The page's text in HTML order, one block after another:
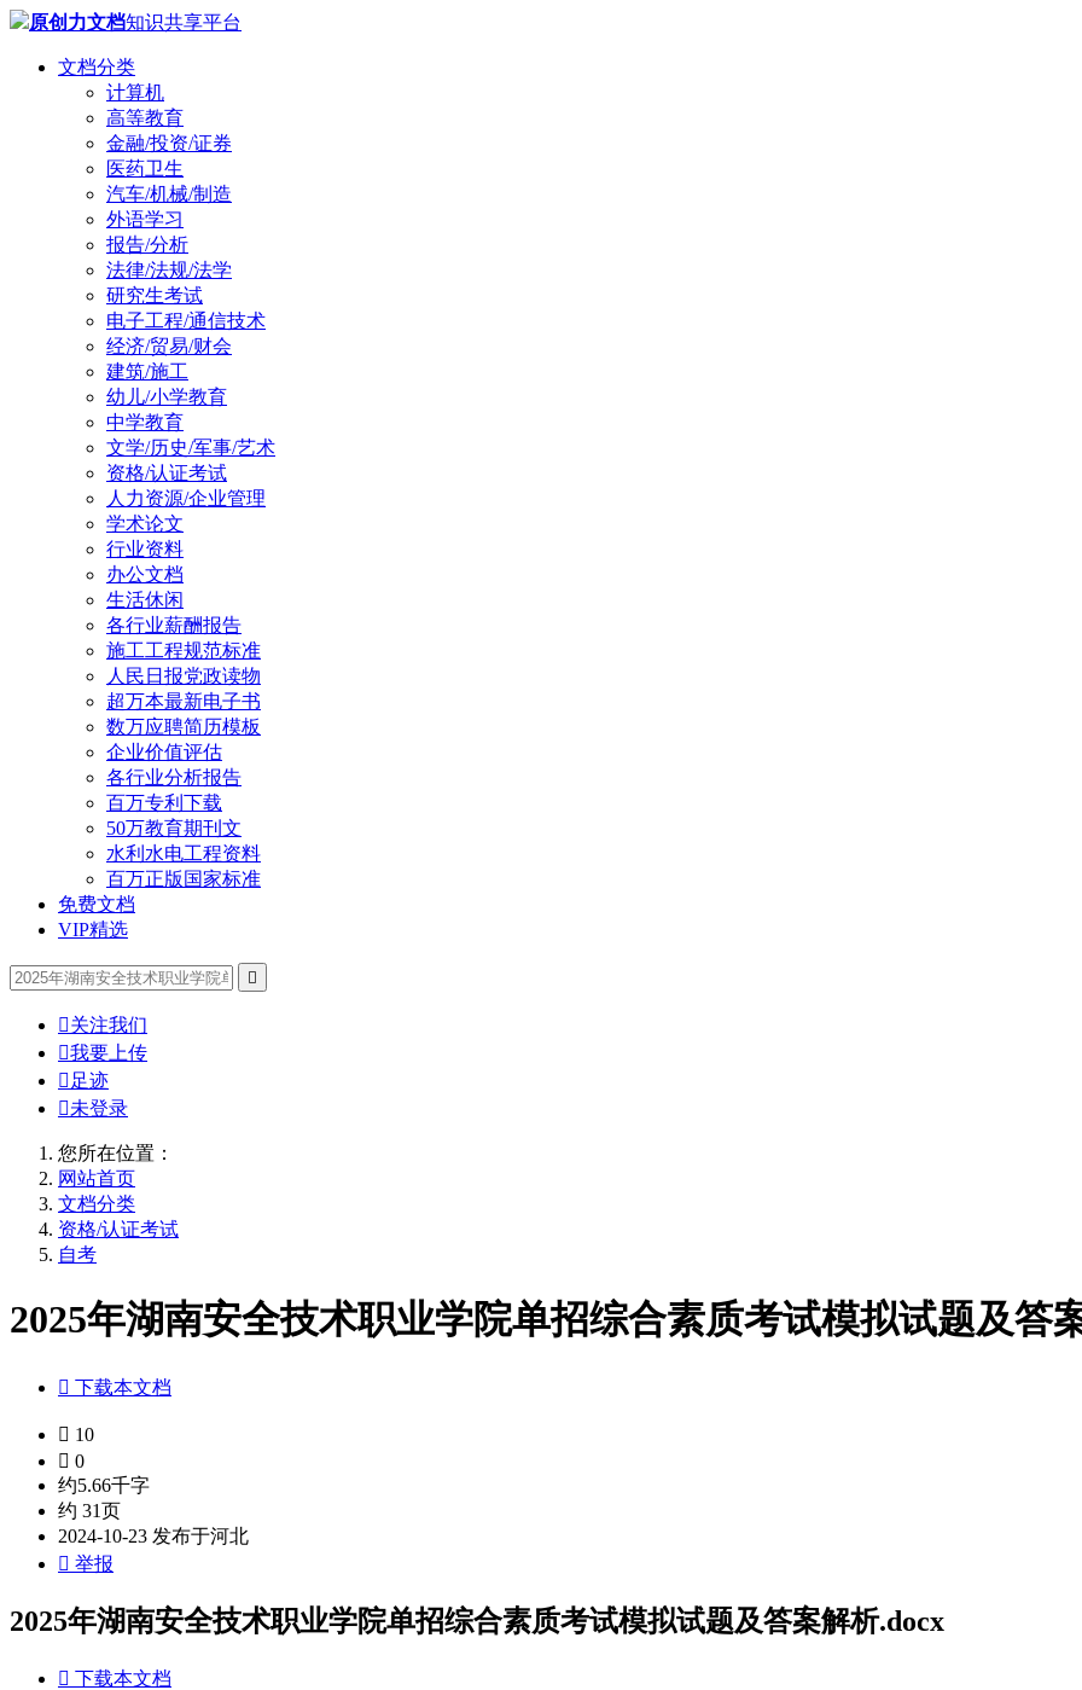
原创力文档知识共享平台
文档分类
计算机
高等教育
金融/投资/证券
医药卫生
汽车/机械/制造
外语学习
报告/分析
法律/法规/法学
研究生考试
电子工程/通信技术
经济/贸易/财会
建筑/施工
幼儿/小学教育
中学教育
文学/历史/军事/艺术
资格/认证考试
人力资源/企业管理
学术论文
行业资料
办公文档
生活休闲
各行业薪酬报告
施工工程规范标准
人民日报党政读物
超万本最新电子书
数万应聘简历模板
企业价值评估
各行业分析报告
百万专利下载
50万教育期刊文
水利水电工程资料
百万正版国家标准
免费文档
VIP精选

关注我们
我要上传
 足迹
未登录
您所在位置：
网站首页
文档分类
资格/认证考试
自考
2025年湖南安全技术职业学院单招综合素质考试模拟试题及答
 下载本文档
 10
 0
约5.66千字
约 31页
2024-10-23 发布于河北
 举报
2025年湖南安全技术职业学院单招综合素质考试模拟试题及答案解析.docx
 下载本文档